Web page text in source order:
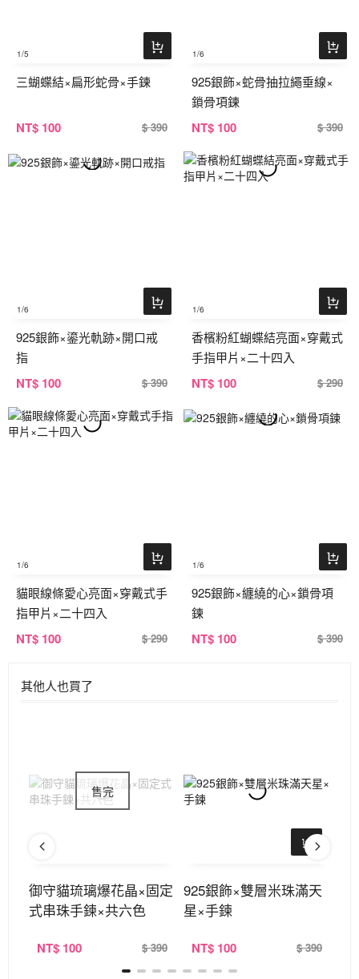
1/5
三蝴蝶結×扁形蛇骨×手鍊
NT$ 100 $ 390
1/6
925銀飾×蛇骨抽拉繩垂線×
鎖骨項鍊
NT$ 100 $ 390
1/6
925銀飾×鎏光軌跡×開口戒
指
NT$ 100 $ 390
1/6
香檳粉紅蝴蝶結亮面×穿戴式
手指甲片×二十四入
NT$ 100 $ 290
1/6
貓眼線條愛心亮面×穿戴式手
指甲片×二十四入
NT$ 100 $ 290
1/6
925銀飾×纏繞的心×鎖骨項
鍊
NT$ 100 $ 390
其他人也買了
御守貓琉璃爆花晶×固定
式串珠手鍊×共六色
NT$ 100 $ 390
925銀飾×雙層米珠滿天
星×手鍊
NT$ 100 $ 390